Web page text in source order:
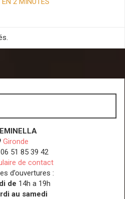
Gironde
06 51 85 39 42
de contact
d’ouvertures :
de 14h a 19h
au samedi